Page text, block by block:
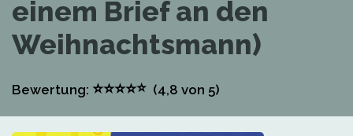
einem Brief an den
Weihnachtsmann)
Bewertung: ⭐⭐⭐⭐⭐ (4,8 von 5)